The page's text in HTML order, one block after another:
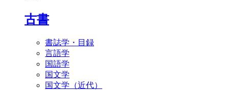
古書
書誌学・目録
言語学
国語学
国文学
国文学（近代）